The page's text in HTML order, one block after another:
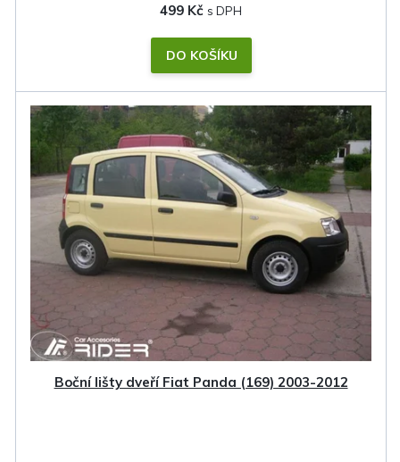
499 Kč
DO KOŠÍKU
Boční lišty dveří Fiat Panda (169) 2003-2012